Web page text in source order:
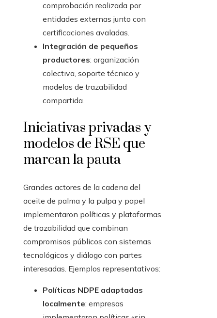
comprobación realizada por
entidades externas junto con
certificaciones avaladas.
Integración de pequeños
productores: organización
colectiva, soporte técnico y
modelos de trazabilidad
compartida.
Iniciativas privadas y
modelos de RSE que
marcan la pauta
Grandes actores de la cadena del
aceite de palma y la pulpa y papel
implementaron políticas y plataformas
de trazabilidad que combinan
compromisos públicos con sistemas
tecnológicos y diálogo con partes
interesadas. Ejemplos representativos:
Políticas NDPE adaptadas
localmente: empresas